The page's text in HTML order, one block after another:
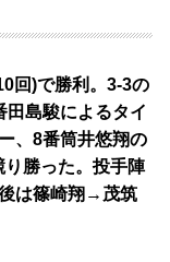
回)で勝利。3-3の
田島駿によるタイ
、8番筒井悠翔の
り勝った。投手陣
は篠崎翔→茂筑